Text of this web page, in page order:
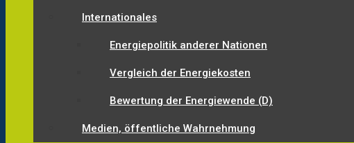
Internationales
Energiepolitik anderer Nationen
Vergleich der Energiekosten
Bewertung der Energiewende (D)
Medien, öffentliche Wahrnehmung